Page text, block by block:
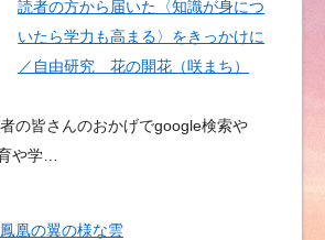
読者の方から届いた〈知識が身につ
いたら学力も高まる〉をきっかけに
／自由研究 花の開花（咲まち）
の皆さんのおかげでgoogle検索や
や学…
凰の翼の様な雲